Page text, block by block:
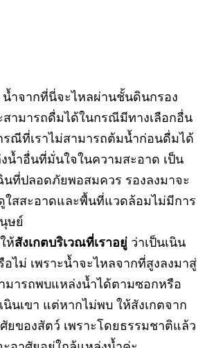
น้ำจากที่นี่จะไหลผ่านชั้นดินกรอง
ามารถดื่มได้ในกรณีมีทางเลือกอื่น
รณีที่เราไม่สามารถต้มน้ำก่อนดื่มได้
น้ำอื่นที่มั่นใจในความสะอาด เป็น
นที่ปลอดภัยพอสมควร รองลงมาจะ
ใสสะอาดและพื้นที่แวดล้อมไม่มีการ
ษย์
ห้สังเกตบริเวณที่เราอยู่ ว่าเป็นเนิน
อไม่ เพราะน้ำจะไหลจากที่สูงลงมาสู่
มารถพบแหล่งน้ำได้ตามซอกหรือ
นินเขา แต่หากไม่พบ ให้สังเกตจาก
ยของสัตว์ เพราะโดยธรรมชาติแล้ว